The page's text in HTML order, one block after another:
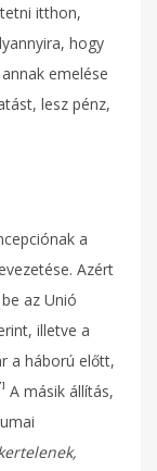
itthon,
hogy
emelése
lesz pénz,
a
Azért
az Unió
illetve a
a háború előtt,
A másik állítás,